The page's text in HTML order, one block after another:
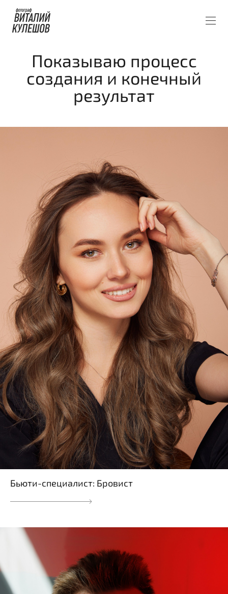
Показываю процесс
создания и конечный
результат
Бьюти-специалист: Бровист